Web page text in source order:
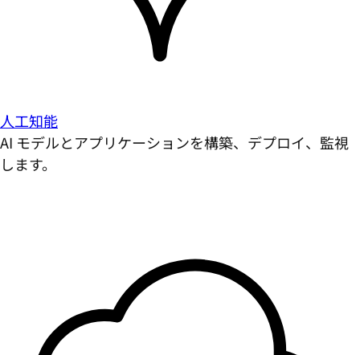
人工知能
AI モデルとアプリケーションを構築、デプロイ、監視
します。